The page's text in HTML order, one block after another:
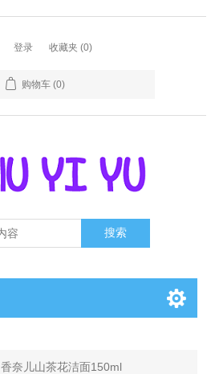
登录 收藏夹 (0)
购物车 (0)
搜索
香奈儿山茶花洁面150ml